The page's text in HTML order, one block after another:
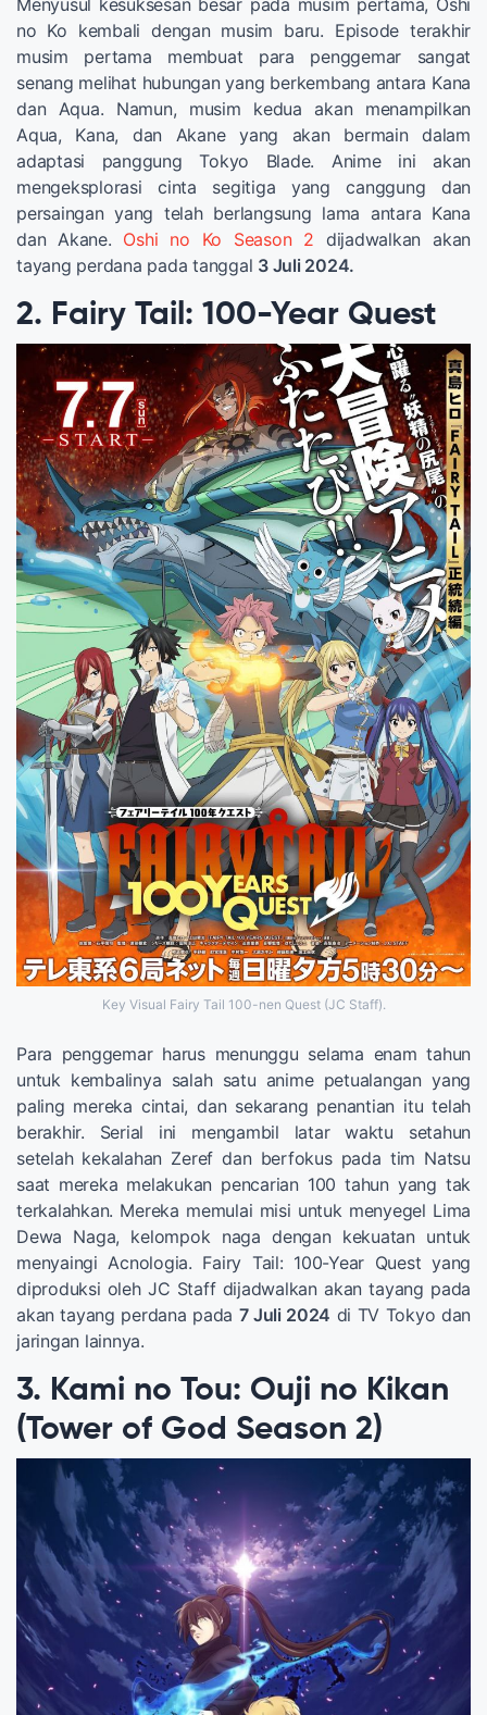
Menyusul kesuksesan besar pada musim pertama, Oshi
no Ko kembali dengan musim baru. Episode terakhir
musim pertama membuat para penggemar sangat
senang melihat hubungan yang berkembang antara Kana
dan Aqua. Namun, musim kedua akan menampilkan
Aqua, Kana, dan Akane yang akan bermain dalam
adaptasi panggung Tokyo Blade. Anime ini akan
mengeksplorasi cinta segitiga yang canggung dan
persaingan yang telah berlangsung lama antara Kana
dan Akane. Oshi no Ko Season 2 dijadwalkan akan
tayang perdana pada tanggal 3 Juli 2024.
2. Fairy Tail: 100-Year Quest
Key Visual Fairy Tail 100-nen Quest (JC Staff).
Para penggemar harus menunggu selama enam tahun
untuk kembalinya salah satu anime petualangan yang
paling mereka cintai, dan sekarang penantian itu telah
berakhir. Serial ini mengambil latar waktu setahun
setelah kekalahan Zeref dan berfokus pada tim Natsu
saat mereka melakukan pencarian 100 tahun yang tak
terkalahkan. Mereka memulai misi untuk menyegel Lima
Dewa Naga, kelompok naga dengan kekuatan untuk
menyaingi Acnologia. Fairy Tail: 100-Year Quest yang
diproduksi oleh JC Staff dijadwalkan akan tayang pada
akan tayang perdana pada 7 Juli 2024 di TV Tokyo dan
jaringan lainnya.
3. Kami no Tou: Ouji no Kikan
(Tower of God Season 2)